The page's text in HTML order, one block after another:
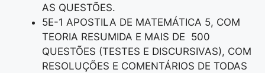
AS QUESTÕES.
5E-1 APOSTILA DE MATEMÁTICA 5, COM
TEORIA RESUMIDA E MAIS DE 500
QUESTÕES (TESTES E DISCURSIVAS), COM
RESOLUÇÕES E COMENTÁRIOS DE TODAS